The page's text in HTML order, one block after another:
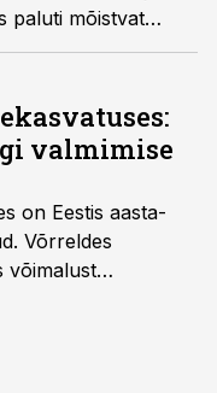
paluti mõistvat
maamaksu
ja metsamaale.
valmimise
on Eestis aasta-
Võrreldes
võimalust